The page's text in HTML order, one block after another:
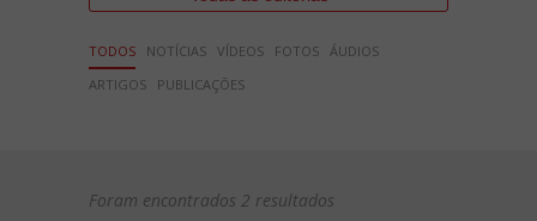
TODOS NOTÍCIAS VÍDEOS FOTOS ÁUDIOS
ARTIGOS
PUBLICAÇÕES
Foram encontrados 2 resultados